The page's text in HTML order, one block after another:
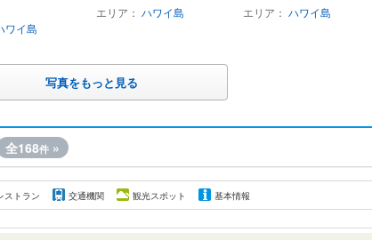
ワイ島
エリア： ハワイ島
エリア： ハワイ島
写真をもっと見る
全168件 »
ストラン 交通機関 観光スポット 基本情報